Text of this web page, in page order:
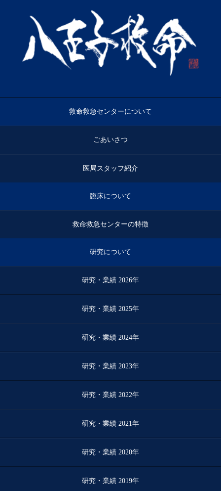
救命救急センターについて
ごあいさつ
医局スタッフ紹介
臨床について
救命救急センターの特徴
研究について
研究・業績 2026年
研究・業績 2025年
研究・業績 2024年
研究・業績 2023年
研究・業績 2022年
研究・業績 2021年
研究・業績 2020年
研究・業績 2019年